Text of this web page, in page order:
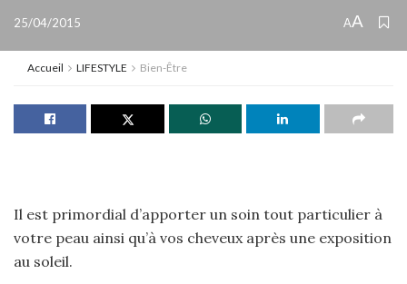
25/04/2015 AA
Accueil LIFESTYLE Bien-Être
Il est primordial d’apporter un soin tout particulier à
votre peau ainsi qu’à vos cheveux après une exposition
au soleil.